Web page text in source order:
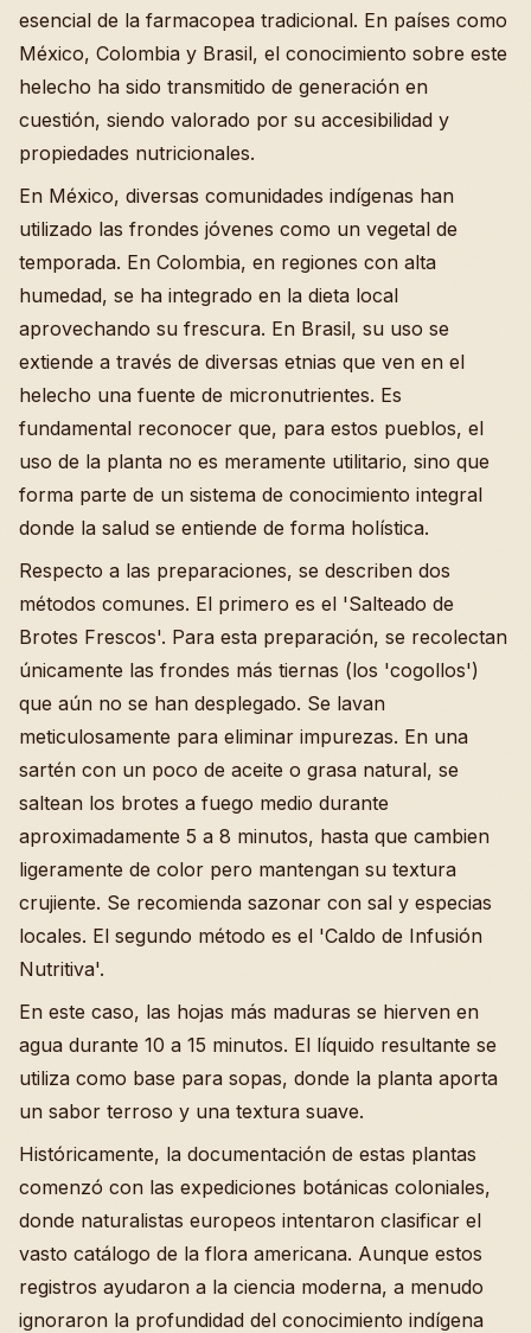
esencial de la farmacopea tradicional. En países como
México, Colombia y Brasil, el conocimiento sobre este
helecho ha sido transmitido de generación en
cuestión, siendo valorado por su accesibilidad y
propiedades nutricionales.
En México, diversas comunidades indígenas han
utilizado las frondes jóvenes como un vegetal de
temporada. En Colombia, en regiones con alta
humedad, se ha integrado en la dieta local
aprovechando su frescura. En Brasil, su uso se
extiende a través de diversas etnias que ven en el
helecho una fuente de micronutrientes. Es
fundamental reconocer que, para estos pueblos, el
uso de la planta no es meramente utilitario, sino que
forma parte de un sistema de conocimiento integral
donde la salud se entiende de forma holística.
Respecto a las preparaciones, se describen dos
métodos comunes. El primero es el 'Salteado de
Brotes Frescos'. Para esta preparación, se recolectan
únicamente las frondes más tiernas (los 'cogollos')
que aún no se han desplegado. Se lavan
meticulosamente para eliminar impurezas. En una
sartén con un poco de aceite o grasa natural, se
saltean los brotes a fuego medio durante
aproximadamente 5 a 8 minutos, hasta que cambien
ligeramente de color pero mantengan su textura
crujiente. Se recomienda sazonar con sal y especias
locales. El segundo método es el 'Caldo de Infusión
Nutritiva'.
En este caso, las hojas más maduras se hierven en
agua durante 10 a 15 minutos. El líquido resultante se
utiliza como base para sopas, donde la planta aporta
un sabor terroso y una textura suave.
Históricamente, la documentación de estas plantas
comenzó con las expediciones botánicas coloniales,
donde naturalistas europeos intentaron clasificar el
vasto catálogo de la flora americana. Aunque estos
registros ayudaron a la ciencia moderna, a menudo
ignoraron la profundidad del conocimiento indígena